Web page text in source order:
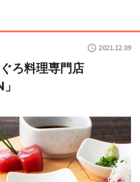
2021.12.09
ろ料理専門店